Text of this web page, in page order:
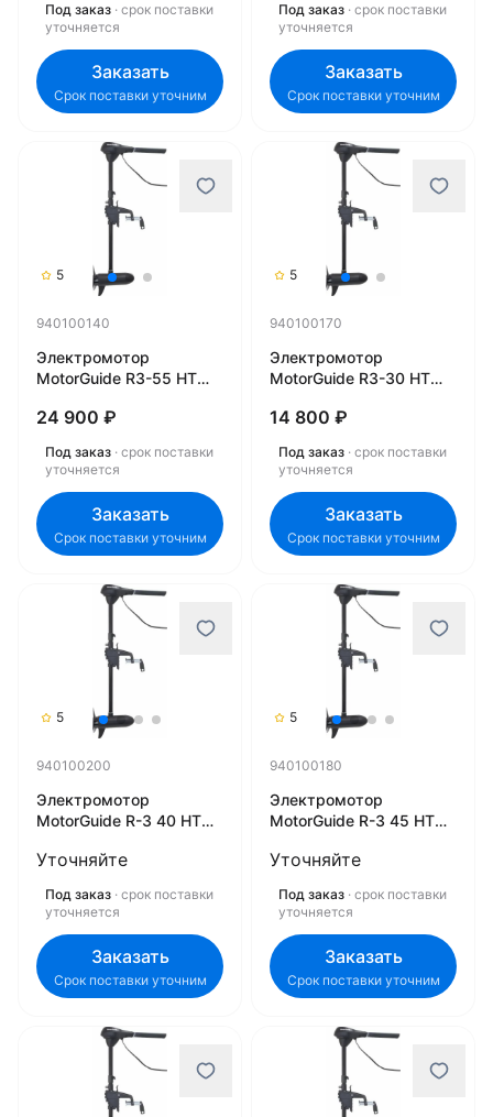
Под заказ · срок поставки
уточняется
Заказать
Срок поставки уточним
Под заказ · срок поставки
уточняется
Заказать
Срок поставки уточним
5
940100140
Электромотор
MotorGuide R3-55 HT
троллинга 940100140
24 900 ₽
Под заказ · срок поставки
уточняется
Заказать
Срок поставки уточним
5
940100170
Электромотор
MotorGuide R3-30 HT
троллинга 940100170
14 800 ₽
Под заказ · срок поставки
уточняется
Заказать
Срок поставки уточним
5
940100200
Электромотор
MotorGuide R-3 40 HT
для троллинга
Уточняйте
Под заказ · срок поставки
уточняется
Заказать
Срок поставки уточним
5
940100180
Электромотор
MotorGuide R-3 45 HT
для троллинга
Уточняйте
Под заказ · срок поставки
уточняется
Заказать
Срок поставки уточним